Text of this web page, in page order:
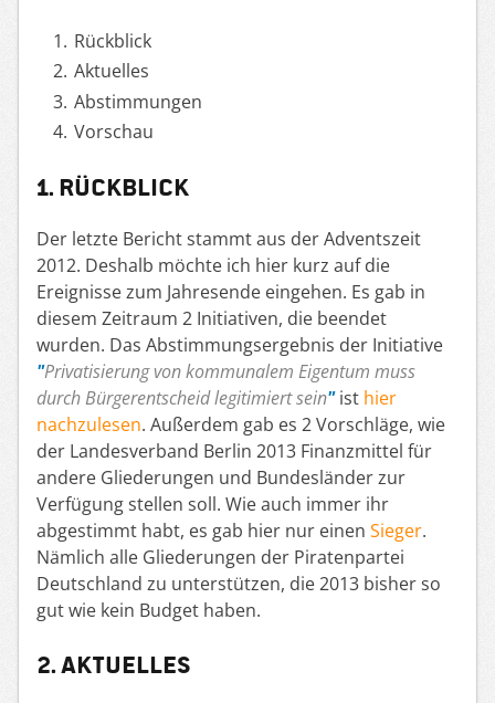
Rückblick
Aktuelles
Abstimmungen
Vorschau
1. Rückblick
Der letzte Bericht stammt aus der Adventszeit
2012. Deshalb möchte ich hier kurz auf die
Ereignisse zum Jahresende eingehen. Es gab in
diesem Zeitraum 2 Initiativen, die beendet
wurden. Das Abstimmungsergebnis der Initiative
Privatisierung von kommunalem Eigentum muss
durch Bürgerentscheid legitimiert sein ist hier
nachzulesen. Außerdem gab es 2 Vorschläge, wie
der Landesverband Berlin 2013 Finanzmittel für
andere Gliederungen und Bundesländer zur
Verfügung stellen soll. Wie auch immer ihr
abgestimmt habt, es gab hier nur einen Sieger.
Nämlich alle Gliederungen der Piratenpartei
Deutschland zu unterstützen, die 2013 bisher so
gut wie kein Budget haben.
2. Aktuelles